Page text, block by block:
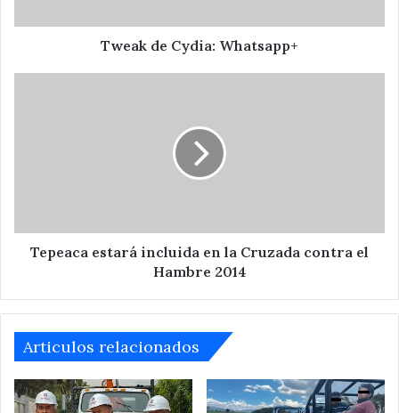
Tweak de Cydia: Whatsapp+
Hambre
2014Tepeaca estará incluida en la Cruzada contra el
Hambre 2014
Articulos relacionados